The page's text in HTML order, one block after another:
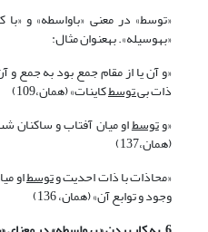
«توسط» در معنی «باواسطه» و
«به‏وسیله». به‏عنوان مثال:
«و آن یا از مقام جمع بود به
ذاتبی توسطکاینات» (همان،109)
«وتوسطاو میان آفتاب و ساکنان
(همان،137)
«محاذات با ذات احدیت وتوسطاو
وجود و توابع آن» (همان، 136)